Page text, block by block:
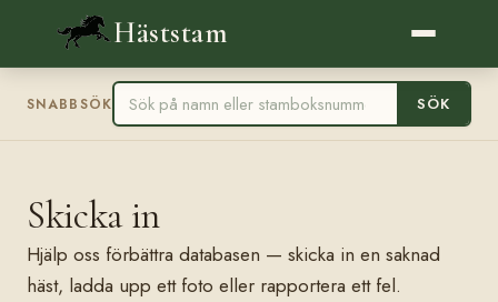
Häststam
SNABBSÖK SÖK
Skicka in
Hjälp oss förbättra databasen — skicka in en saknad
häst, ladda upp ett foto eller rapportera ett fel.